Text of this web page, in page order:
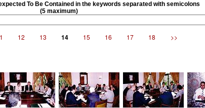
To Be Contained in the keywords separated with semicolons
(5 maximum)
12 13 14 15 16 17 18 >>